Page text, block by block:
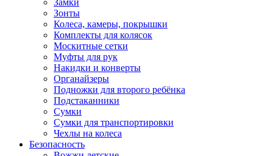
Замки
Зонты
Колеса, камеры, покрышки
Комплекты для колясок
Москитные сетки
Муфты для рук
Накидки и конверты
Органайзеры
Подножки для второго ребёнка
Подстаканники
Сумки
Сумки для транспортировки
Чехлы на колеса
Безопасность